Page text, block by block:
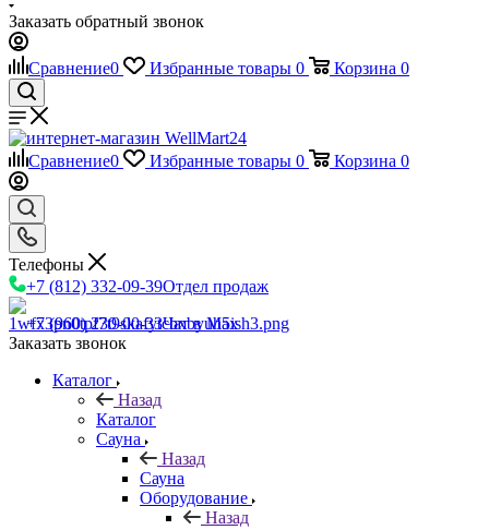
Заказать обратный звонок
Сравнение0 Избранные товары 0 Корзина 0
Сравнение0 Избранные товары 0 Корзина 0
Телефоны
+7 (812) 332-09-39Отдел продаж
+7 (960) 230-00-33Чат в Max
Заказать звонок
Каталог
Назад
Каталог
Сауна
Назад
Сауна
Оборудование
Назад